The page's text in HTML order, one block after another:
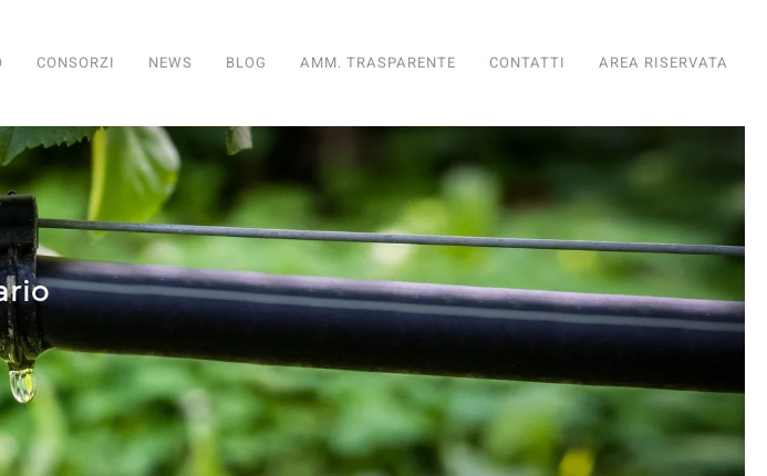
CONSORZI NEWS BLOG AMM. TRASPARENTE CONTATTI AREA RISERVATA
I CONSORZI